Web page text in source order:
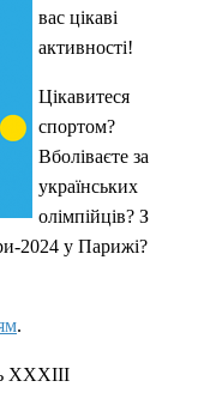
вас цікаві
активності!
Цікавитеся
спортом?
Вболіваєте за
українських
олімпійців? З
2024 у Парижі?
.
XXXIII